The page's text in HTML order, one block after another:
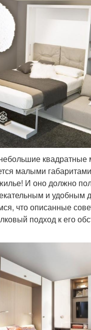
квадратные
малыми
И оно должно
и удобным
что описанные
подход к его